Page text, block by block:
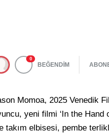
0
BEĞENDİM
Momoa, 2025 Venedik
yeni filmi ‘In the Hand
takım elbisesi, pembe